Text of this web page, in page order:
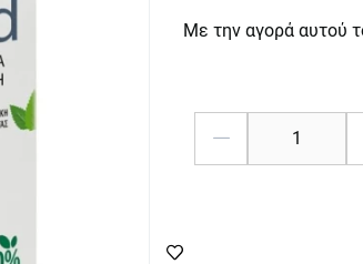
Με την αγορά αυτού